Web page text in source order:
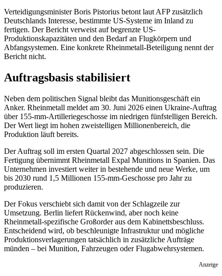
Verteidigungsminister Boris Pistorius betont laut AFP zusätzlich
Deutschlands Interesse, bestimmte US-Systeme im Inland zu
fertigen. Der Bericht verweist auf begrenzte US-
Produktionskapazitäten und den Bedarf an Flugkörpern und
Abfangsystemen. Eine konkrete Rheinmetall-Beteiligung nennt der
Bericht nicht.
Auftragsbasis stabilisiert
Neben dem politischen Signal bleibt das Munitionsgeschäft ein
Anker. Rheinmetall meldet am 30. Juni 2026 einen Ukraine-Auftrag
über 155-mm-Artilleriegeschosse im niedrigen fünfstelligen Bereich.
Der Wert liegt im hohen zweistelligen Millionenbereich, die
Produktion läuft bereits.
Der Auftrag soll im ersten Quartal 2027 abgeschlossen sein. Die
Fertigung übernimmt Rheinmetall Expal Munitions in Spanien. Das
Unternehmen investiert weiter in bestehende und neue Werke, um
bis 2030 rund 1,5 Millionen 155-mm-Geschosse pro Jahr zu
produzieren.
Der Fokus verschiebt sich damit von der Schlagzeile zur
Umsetzung. Berlin liefert Rückenwind, aber noch keine
Rheinmetall-spezifische Großorder aus dem Kabinettsbeschluss.
Entscheidend wird, ob beschleunigte Infrastruktur und mögliche
Produktionsverlagerungen tatsächlich in zusätzliche Aufträge
münden – bei Munition, Fahrzeugen oder Flugabwehrsystemen.
Anzeige